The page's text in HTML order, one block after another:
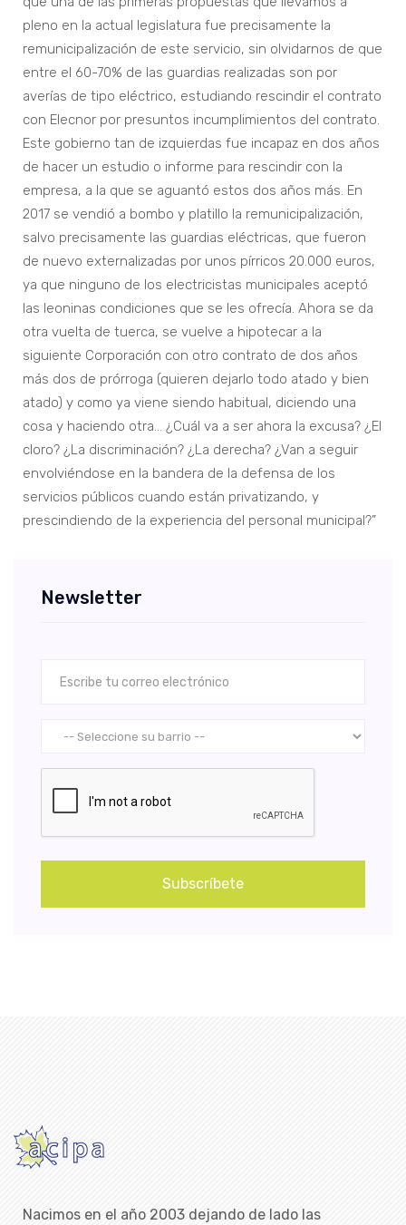
pleno en la actual legislatura fue precisamente la
remunicipalización de este servicio, sin olvidarnos de que
entre el 60-70% de las guardias realizadas son por
averías de tipo eléctrico, estudiando rescindir el contrato
con Elecnor por presuntos incumplimientos del contrato.
Este gobierno tan de izquierdas fue incapaz en dos años
de hacer un estudio o informe para rescindir con la
empresa, a la que se aguantó estos dos años más. En
2017 se vendió a bombo y platillo la remunicipalización,
salvo precisamente las guardias eléctricas, que fueron
de nuevo externalizadas por unos pírricos 20.000 euros,
ya que ninguno de los electricistas municipales aceptó
las leoninas condiciones que se les ofrecía. Ahora se da
otra vuelta de tuerca, se vuelve a hipotecar a la
siguiente Corporación con otro contrato de dos años
más dos de prórroga (quieren dejarlo todo atado y bien
atado) y como ya viene siendo habitual, diciendo una
cosa y haciendo otra… ¿Cuál va a ser ahora la excusa? ¿El
cloro? ¿La discriminación? ¿La derecha? ¿Van a seguir
envolviéndose en la bandera de la defensa de los
servicios públicos cuando están privatizando, y
prescindiendo de la experiencia del personal municipal?”
Newsletter
Subscríbete
Nacimos en el año 2003 dejando de lado las